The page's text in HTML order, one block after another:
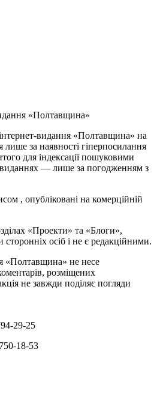
«Полтавщина»
видання «Полтавщина» на
лише за наявності гіперпосилання
для індексації пошуковими
— лише за погодженням з
, опубліковані на комерційній
«Проекти» та «Блоги»,
сторонніх осіб і не є редакційними.
«Полтавщина» не несе
розміщених
не завжди поділяє погляди
29-25
18-53